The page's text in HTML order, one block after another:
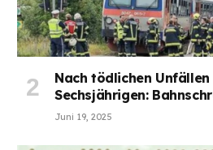
Nach tödlichen
Sechsjährigen:
Juni 19, 2025